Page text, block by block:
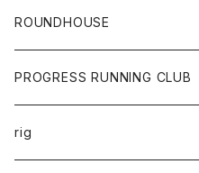
カーディガン
ショートパンツ
パンツ
レディース
カットソー
コート
ボトム
ROUNDHOUSE
エプロン
キッズ
PROGRESS RUNNING CLUB
トップス
rig